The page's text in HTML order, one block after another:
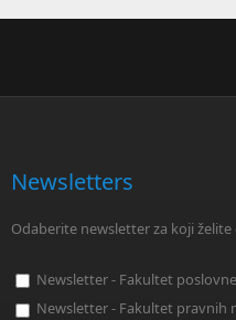
Newsletters
Odaberite newsletter za koji
Newsletter - Fakultet
Newsletter - Fakultet pravnih